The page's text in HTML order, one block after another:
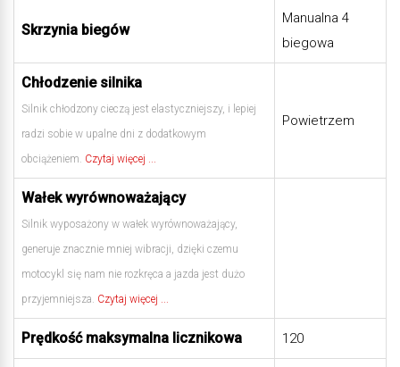
Skrzynia biegów
Manualna 4
biegowa
Chłodzenie silnika
Silnik chłodzony cieczą jest elastyczniejszy, i lepiej
radzi sobie w upalne dni z dodatkowym
obciążeniem. Czytaj więcej ...
Powietrzem
Wałek wyrównoważający
Silnik wyposażony w wałek wyrównoważający,
generuje znacznie mniej wibracji, dzięki czemu
motocykl się nam nie rozkręca a jazda jest dużo
przyjemniejsza. Czytaj więcej ...
Prędkość maksymalna licznikowa 120